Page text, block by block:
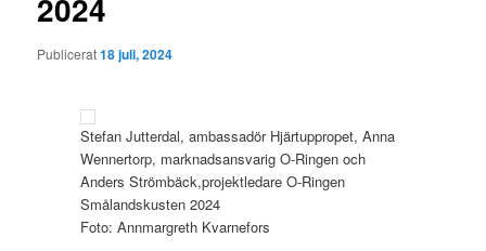
2024
Publicerat18 juli, 2024
Stefan Jutterdal, ambassadör Hjärtuppropet, Anna
Wennertorp, marknadsansvarig O-Ringen och
Anders Strömbäck,projektledare O-Ringen
Smålandskusten 2024
Foto: Annmargreth Kvarnefors